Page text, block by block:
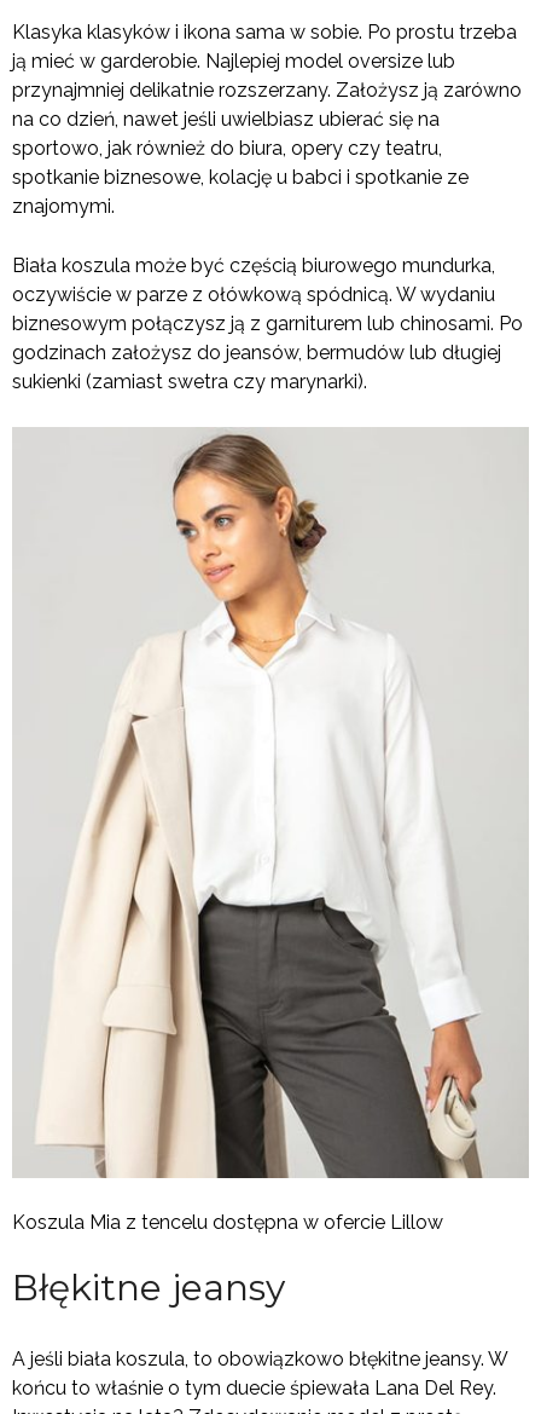
Klasyka klasyków i ikona sama w sobie. Po prostu trzeba
ją mieć w garderobie. Najlepiej model oversize lub
przynajmniej delikatnie rozszerzany. Założysz ją zarówno
na co dzień, nawet jeśli uwielbiasz ubierać się na
sportowo, jak również do biura, opery czy teatru,
spotkanie biznesowe, kolację u babci i spotkanie ze
znajomymi.
Biała koszula może być częścią biurowego mundurka,
oczywiście w parze z ołówkową spódnicą. W wydaniu
biznesowym połączysz ją z garniturem lub chinosami. Po
godzinach założysz do jeansów, bermudów lub długiej
sukienki (zamiast swetra czy marynarki).
Koszula Mia z tencelu dostępna w ofercie Lillow
Błękitne jeansy
A jeśli biała koszula, to obowiązkowo błękitne jeansy. W
końcu to właśnie o tym duecie śpiewała Lana Del Rey.